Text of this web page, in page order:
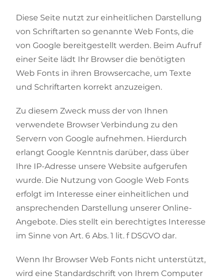
Diese Seite nutzt zur einheitlichen Darstellung
von Schriftarten so genannte Web Fonts, die
von Google bereitgestellt werden. Beim Aufruf
einer Seite lädt Ihr Browser die benötigten
Web Fonts in ihren Browsercache, um Texte
und Schriftarten korrekt anzuzeigen.
Zu diesem Zweck muss der von Ihnen
verwendete Browser Verbindung zu den
Servern von Google aufnehmen. Hierdurch
erlangt Google Kenntnis darüber, dass über
Ihre IP-Adresse unsere Website aufgerufen
wurde. Die Nutzung von Google Web Fonts
erfolgt im Interesse einer einheitlichen und
ansprechenden Darstellung unserer Online-
Angebote. Dies stellt ein berechtigtes Interesse
im Sinne von Art. 6 Abs. 1 lit. f DSGVO dar.
Wenn Ihr Browser Web Fonts nicht unterstützt,
wird eine Standardschrift von Ihrem Computer